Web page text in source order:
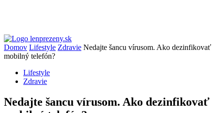
Domov Lifestyle Zdravie Nedajte šancu vírusom. Ako dezinfikovať
mobilný telefón?
Lifestyle
Zdravie
Nedajte šancu vírusom. Ako dezinfikovať